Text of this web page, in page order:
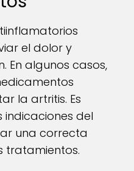
el dolor y
En algunos casos,
la artritis. Es
del
una correcta
tratamientos.